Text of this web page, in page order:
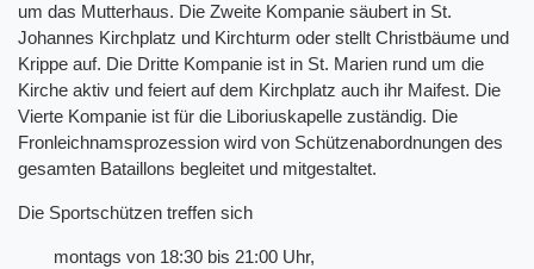
um das Mutterhaus. Die Zweite Kompanie säubert in St.
Johannes Kirchplatz und Kirchturm oder stellt Christbäume und
Krippe auf. Die Dritte Kompanie ist in St. Marien rund um die
Kirche aktiv und feiert auf dem Kirchplatz auch ihr Maifest. Die
Vierte Kompanie ist für die Liboriuskapelle zuständig. Die
Fronleichnamsprozession wird von Schützenabordnungen des
gesamten Bataillons begleitet und mitgestaltet.
Die Sportschützen treffen sich
montags von 18:30 bis 21:00 Uhr,